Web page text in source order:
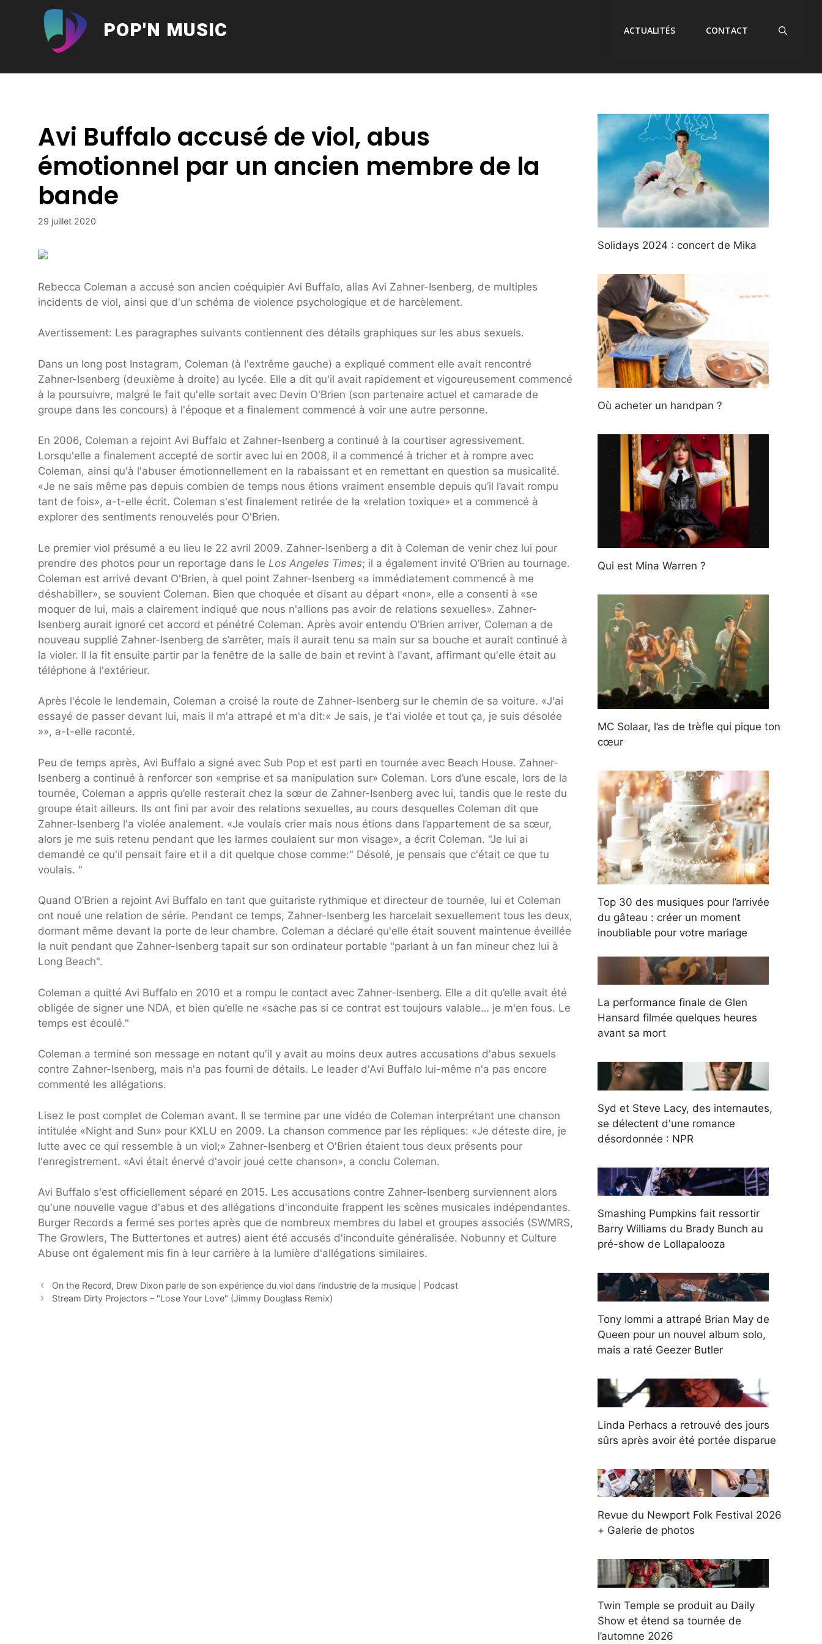
POP'N MUSIC ACTUALITÉS CONTACT
Avi Buffalo accusé de viol, abus
émotionnel par un ancien membre de la
bande
29 juillet 2020
Rebecca Coleman a accusé son ancien coéquipier Avi Buffalo, alias Avi Zahner-Isenberg, de multiples
incidents de viol, ainsi que d'un schéma de violence psychologique et de harcèlement.
Avertissement: Les paragraphes suivants contiennent des détails graphiques sur les abus sexuels.
Dans un long post Instagram, Coleman (à l'extrême gauche) a expliqué comment elle avait rencontré
Zahner-Isenberg (deuxième à droite) au lycée. Elle a dit qu'il avait rapidement et vigoureusement commencé
à la poursuivre, malgré le fait qu'elle sortait avec Devin O'Brien (son partenaire actuel et camarade de
groupe dans les concours) à l'époque et a finalement commencé à voir une autre personne.
En 2006, Coleman a rejoint Avi Buffalo et Zahner-Isenberg a continué à la courtiser agressivement.
Lorsqu'elle a finalement accepté de sortir avec lui en 2008, il a commencé à tricher et à rompre avec
Coleman, ainsi qu'à l'abuser émotionnellement en la rabaissant et en remettant en question sa musicalité.
«Je ne sais même pas depuis combien de temps nous étions vraiment ensemble depuis qu’il l’avait rompu
tant de fois», a-t-elle écrit. Coleman s'est finalement retirée de la «relation toxique» et a commencé à
explorer des sentiments renouvelés pour O'Brien.
Le premier viol présumé a eu lieu le 22 avril 2009. Zahner-Isenberg a dit à Coleman de venir chez lui pour
prendre des photos pour un reportage dans le Los Angeles Times; il a également invité O’Brien au tournage.
Coleman est arrivé devant O'Brien, à quel point Zahner-Isenberg «a immédiatement commencé à me
déshabiller», se souvient Coleman. Bien que choquée et disant au départ «non», elle a consenti à «se
moquer de lui, mais a clairement indiqué que nous n'allions pas avoir de relations sexuelles». Zahner-
Isenberg aurait ignoré cet accord et pénétré Coleman. Après avoir entendu O’Brien arriver, Coleman a de
nouveau supplié Zahner-Isenberg de s’arrêter, mais il aurait tenu sa main sur sa bouche et aurait continué à
la violer. Il la fit ensuite partir par la fenêtre de la salle de bain et revint à l'avant, affirmant qu'elle était au
téléphone à l'extérieur.
Après l'école le lendemain, Coleman a croisé la route de Zahner-Isenberg sur le chemin de sa voiture. «J'ai
essayé de passer devant lui, mais il m'a attrapé et m'a dit:« Je sais, je t'ai violée et tout ça, je suis désolée
»», a-t-elle raconté.
Peu de temps après, Avi Buffalo a signé avec Sub Pop et est parti en tournée avec Beach House. Zahner-
Isenberg a continué à renforcer son «emprise et sa manipulation sur» Coleman. Lors d’une escale, lors de la
tournée, Coleman a appris qu’elle resterait chez la sœur de Zahner-Isenberg avec lui, tandis que le reste du
groupe était ailleurs. Ils ont fini par avoir des relations sexuelles, au cours desquelles Coleman dit que
Zahner-Isenberg l'a violée analement. «Je voulais crier mais nous étions dans l’appartement de sa sœur,
alors je me suis retenu pendant que les larmes coulaient sur mon visage», a écrit Coleman. "Je lui ai
demandé ce qu'il pensait faire et il a dit quelque chose comme:" Désolé, je pensais que c'était ce que tu
voulais. "
Quand O’Brien a rejoint Avi Buffalo en tant que guitariste rythmique et directeur de tournée, lui et Coleman
ont noué une relation de série. Pendant ce temps, Zahner-Isenberg les harcelait sexuellement tous les deux,
dormant même devant la porte de leur chambre. Coleman a déclaré qu'elle était souvent maintenue éveillée
la nuit pendant que Zahner-Isenberg tapait sur son ordinateur portable "parlant à un fan mineur chez lui à
Long Beach".
Coleman a quitté Avi Buffalo en 2010 et a rompu le contact avec Zahner-Isenberg. Elle a dit qu’elle avait été
obligée de signer une NDA, et bien qu’elle ne «sache pas si ce contrat est toujours valable… je m'en fous. Le
temps est écoulé."
Coleman a terminé son message en notant qu'il y avait au moins deux autres accusations d'abus sexuels
contre Zahner-Isenberg, mais n'a pas fourni de détails. Le leader d'Avi Buffalo lui-même n'a pas encore
commenté les allégations.
Lisez le post complet de Coleman avant. Il se termine par une vidéo de Coleman interprétant une chanson
intitulée «Night and Sun» pour KXLU en 2009. La chanson commence par les répliques: «Je déteste dire, je
lutte avec ce qui ressemble à un viol;» Zahner-Isenberg et O'Brien étaient tous deux présents pour
l'enregistrement. «Avi était énervé d'avoir joué cette chanson», a conclu Coleman.
Avi Buffalo s'est officiellement séparé en 2015. Les accusations contre Zahner-Isenberg surviennent alors
qu'une nouvelle vague d'abus et des allégations d'inconduite frappent les scènes musicales indépendantes.
Burger Records a fermé ses portes après que de nombreux membres du label et groupes associés (SWMRS,
The Growlers, The Buttertones et autres) aient été accusés d'inconduite généralisée. Nobunny et Culture
Abuse ont également mis fin à leur carrière à la lumière d'allégations similaires.
On the Record, Drew Dixon parle de son expérience du viol dans l'industrie de la musique | Podcast
Stream Dirty Projectors – "Lose Your Love" (Jimmy Douglass Remix)
Solidays 2024 : concert de Mika
Où acheter un handpan ?
Qui est Mina Warren ?
MC Solaar, l’as de trèfle qui pique ton
cœur
Top 30 des musiques pour l’arrivée
du gâteau : créer un moment
inoubliable pour votre mariage
La performance finale de Glen
Hansard filmée quelques heures
avant sa mort
Syd et Steve Lacy, des internautes,
se délectent d'une romance
désordonnée : NPR
Smashing Pumpkins fait ressortir
Barry Williams du Brady Bunch au
pré-show de Lollapalooza
Tony Iommi a attrapé Brian May de
Queen pour un nouvel album solo,
mais a raté Geezer Butler
Linda Perhacs a retrouvé des jours
sûrs après avoir été portée disparue
Revue du Newport Folk Festival 2026
+ Galerie de photos
Twin Temple se produit au Daily
Show et étend sa tournée de
l’automne 2026